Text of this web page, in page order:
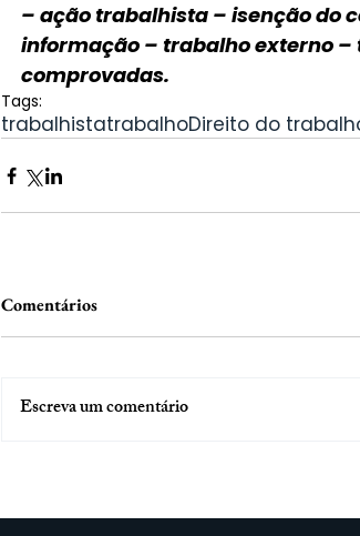
– ação trabalhista – isenção do
informação – trabalho externo
comprovadas.
Tags:
trabalhistatrabalhoDireito do
Comentários
Escreva um comentário